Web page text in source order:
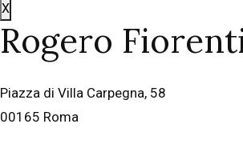
X
Rogero
Piazza di Villa Carpegna, 58
00165 Roma